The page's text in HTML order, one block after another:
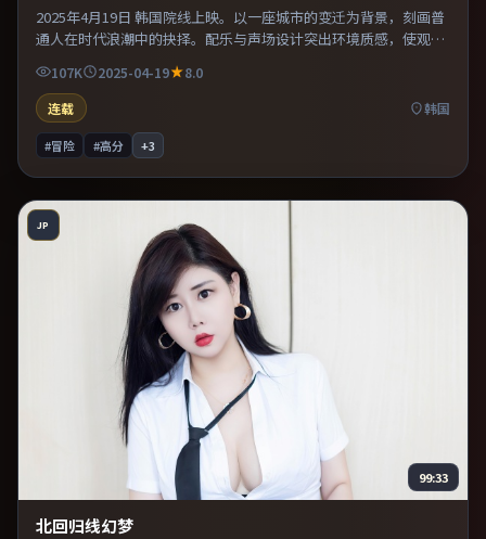
2025年4月19日 韩国院线上映。以一座城市的变迁为背景，刻画普
通人在时代浪潮中的抉择。配乐与声场设计突出环境质感，使观众
更易沉浸其中。推荐给偏爱群像戏与命运母题的影迷。
107K 2025-04-19
8.0
连载
韩国
#冒险 #高分 +3
JP
99:33
北回归线幻梦